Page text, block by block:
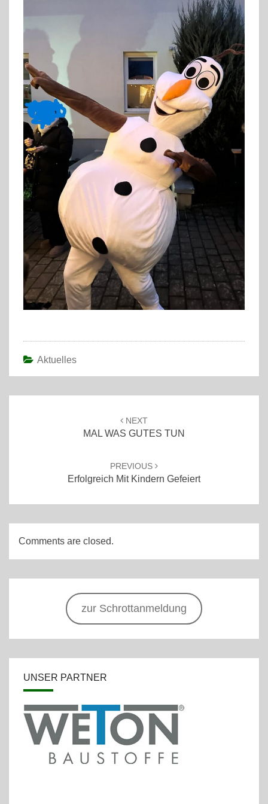
Aktuelles
NEXT
MAL WAS GUTES TUN
PREVIOUS
Erfolgreich Mit Kindern Gefeiert
Comments are closed.
zur Schrottanmeldung
UNSER PARTNER